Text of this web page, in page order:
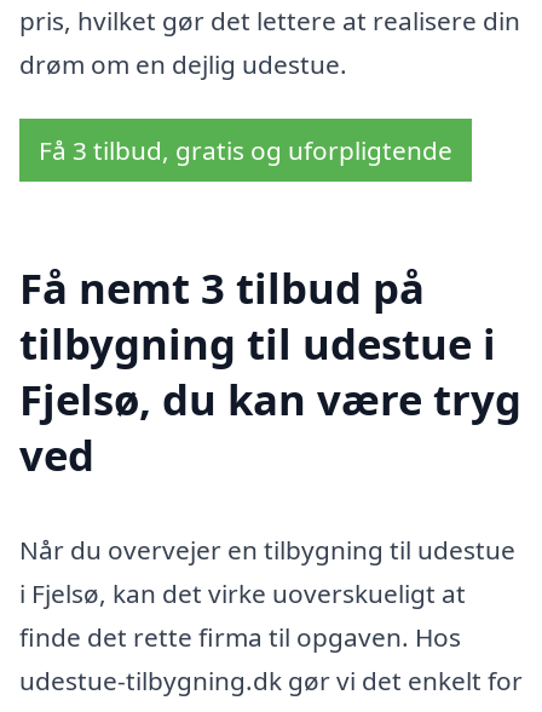
pris, hvilket gør det lettere at realisere din
drøm om en dejlig udestue.
Få 3 tilbud, gratis og uforpligtende
Få nemt 3 tilbud på
tilbygning til udestue i
Fjelsø, du kan være tryg
ved
Når du overvejer en tilbygning til udestue
i Fjelsø, kan det virke uoverskueligt at
finde det rette firma til opgaven. Hos
udestue-tilbygning.dk gør vi det enkelt for